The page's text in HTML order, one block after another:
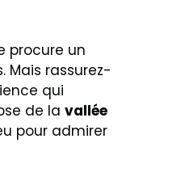
procure un
Mais rassurez-
qui
de la vallée
pour admirer